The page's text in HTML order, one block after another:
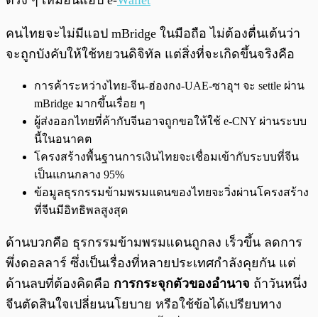
คนไทยจะไม่มีแอป mBridge ในมือถือ ไม่ต้องตื่นเต้นว่า
จะถูกบังคับให้ใช้หยวนดิจิทัล แต่สิ่งที่จะเกิดขึ้นจริงคือ
การค้าระหว่างไทย-จีน-ฮ่องกง-UAE-ซาอุฯ จะ settle ผ่าน
mBridge มากขึ้นเรื่อย ๆ
ผู้ส่งออกไทยที่ค้ากับจีนอาจถูกขอให้ใช้ e-CNY ผ่านระบบ
นี้ในอนาคต
โครงสร้างพื้นฐานการเงินไทยจะเชื่อมเข้ากับระบบที่จีน
เป็นแกนกลาง 95%
ข้อมูลธุรกรรมข้ามพรมแดนของไทยจะวิ่งผ่านโครงสร้าง
ที่จีนมีอิทธิพลสูงสุด
ด้านบวกคือ ธุรกรรมข้ามพรมแดนถูกลง เร็วขึ้น ลดการ
พึ่งดอลลาร์ ซึ่งเป็นเรื่องที่หลายประเทศกำลังคุยกัน แต่
ด้านลบที่ต้องคิดคือ การกระจุกตัวของอำนาจ ถ้าวันหนึ่ง
จีนตัดสินใจเปลี่ยนนโยบาย หรือใช้ข้อได้เปรียบทาง